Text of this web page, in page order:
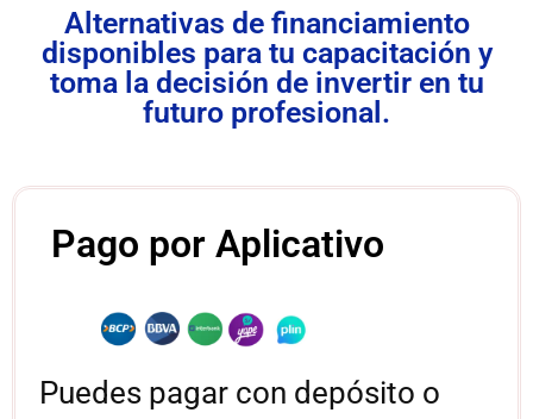
Alternativas de financiamiento
disponibles para tu capacitación y
toma la decisión de invertir en tu
futuro profesional.
Pago por Aplicativo
Puedes pagar con depósito o